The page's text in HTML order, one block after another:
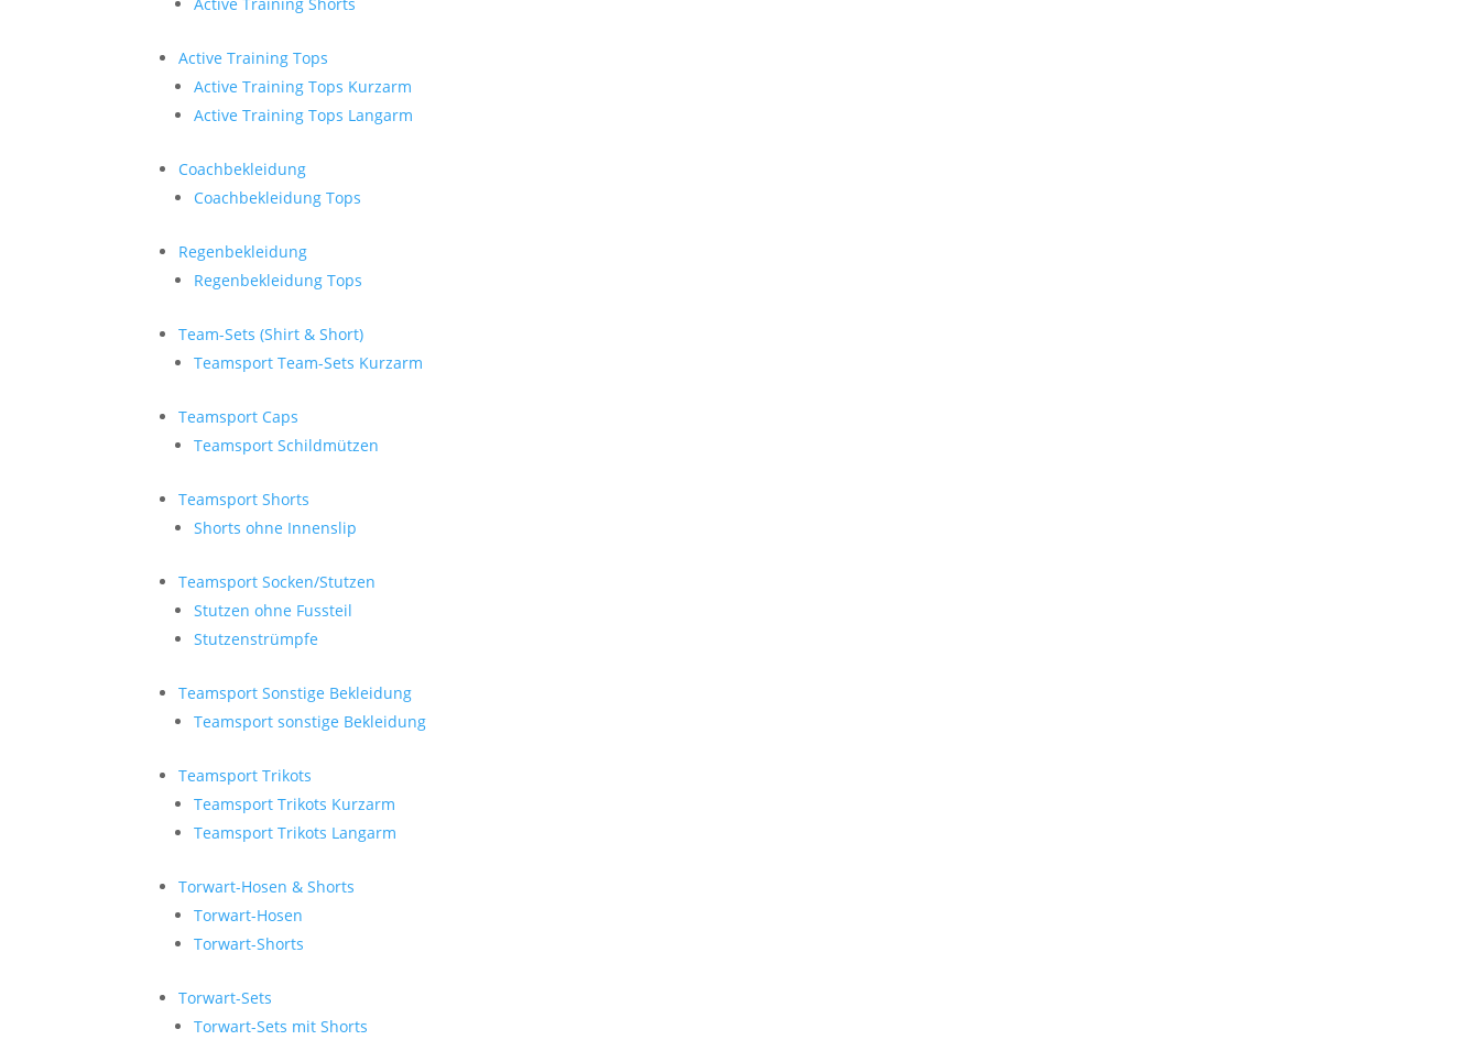
Active Training Tops
Active Training Tops Kurzarm
Active Training Tops Langarm
Coachbekleidung
Coachbekleidung Tops
Regenbekleidung
Regenbekleidung Tops
Team-Sets (Shirt & Short)
Teamsport Team-Sets Kurzarm
Teamsport Caps
Teamsport Schildmützen
Teamsport Shorts
Shorts ohne Innenslip
Teamsport Socken/Stutzen
Stutzen ohne Fussteil
Stutzenstrümpfe
Teamsport Sonstige Bekleidung
Teamsport sonstige Bekleidung
Teamsport Trikots
Teamsport Trikots Kurzarm
Teamsport Trikots Langarm
Torwart-Hosen & Shorts
Torwart-Hosen
Torwart-Shorts
Torwart-Sets
Torwart-Sets mit Shorts